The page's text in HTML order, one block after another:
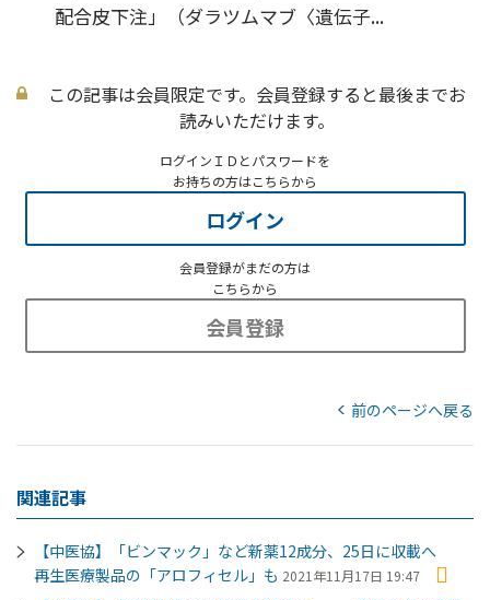
配合皮下注」（ダラツムマブ〈遺伝子...
この記事は会員限定です。会員登録すると最後までお
読みいただけます。
ログインＩＤとパスワードを
お持ちの方はこちらから
ログイン
会員登録がまだの方は
こちらから
会員登録
前のページへ戻る
関連記事
【中医協】「ビンマック」など新薬12成分、25日に収載へ
再生医療製品の「アロフィセル」も 2021年11月17日 19:47